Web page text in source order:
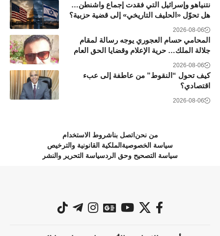
نتنياهو وإسرائيل التي فقدت إجماع واشنطن…
هل تحوّل «الحليف التاريخي» إلى قضية حزبية؟
2026-08-06
المحامي حسام العجوري يوجه رسالة لمقام
جلالة الملك… حرية الإعلام وقضايا الحق العام
2026-08-06
كيف تحول “النقوط” من عاطفة إلى عبء
اقتصادي؟
2026-08-06
من نحن اتصل بناشروط الاستخدام
سياسة الخصوصية الملكية القانونية والترخيص
سياسة التصحيح وحق الردسياسة التحرير والنشر